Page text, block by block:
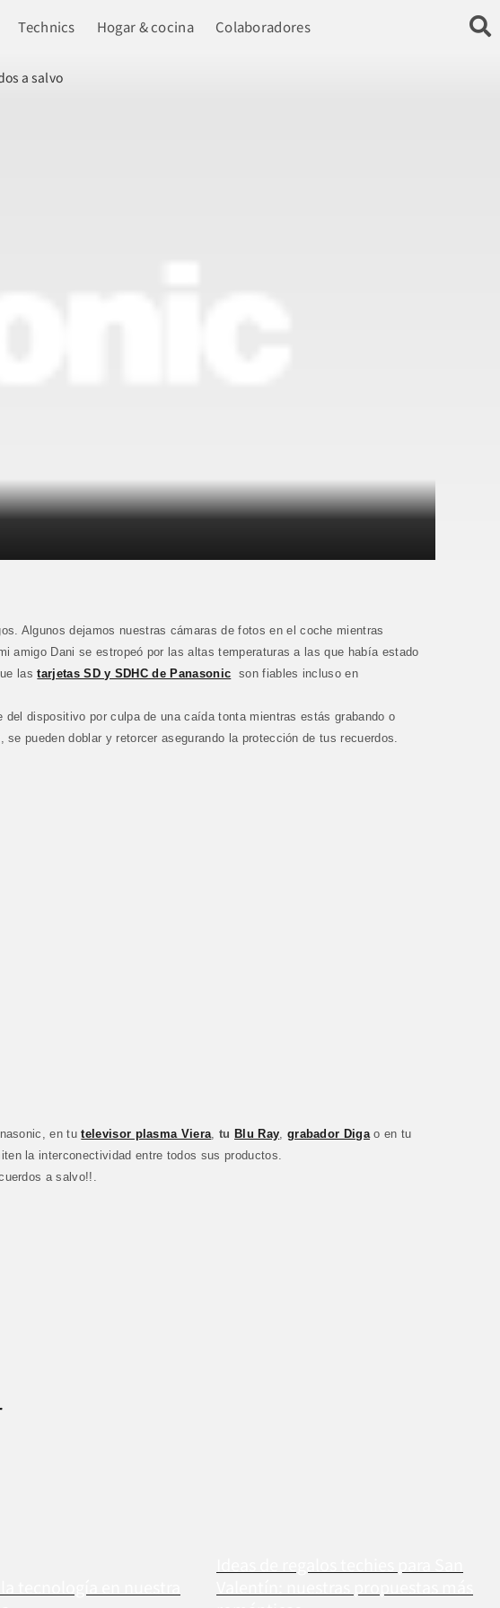
Technics Hogar & cocina Colaboradores
a salvo
Algunos dejamos nuestras cámaras de fotos en el coche mientras
amigo Dani se estropeó por las altas temperaturas a las que había estado
lastarjetas SD y SDHC de Panasonic son fiables incluso en
dispositivo por culpa de una caída tonta mientras estás grabando o
pueden doblar y retorcer asegurando la protección de tus recuerdos.
en tutelevisor plasma Viera ,tu Blu Ray grabador Diga o en tu
la interconectividad entre todos sus productos.
a salvo!!.